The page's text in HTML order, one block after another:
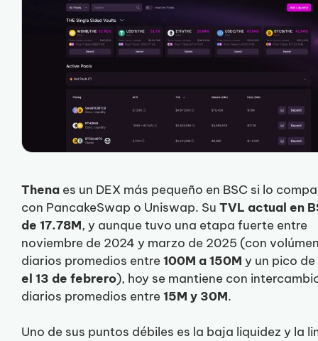
Thena es un DEX más pequeño en BSC si lo
con PancakeSwap o Uniswap. Su TVL actual en
de 17.78M, y aunque tuvo una etapa fuerte entre
noviembre de 2024 y marzo de 2025 (con
diarios promedios entre100M a 150M y un pico de
el 13 de febrero), hoy se mantiene con
diarios promedios entre15M y 30M.
Uno de sus puntos débiles es la baja liquidez y la